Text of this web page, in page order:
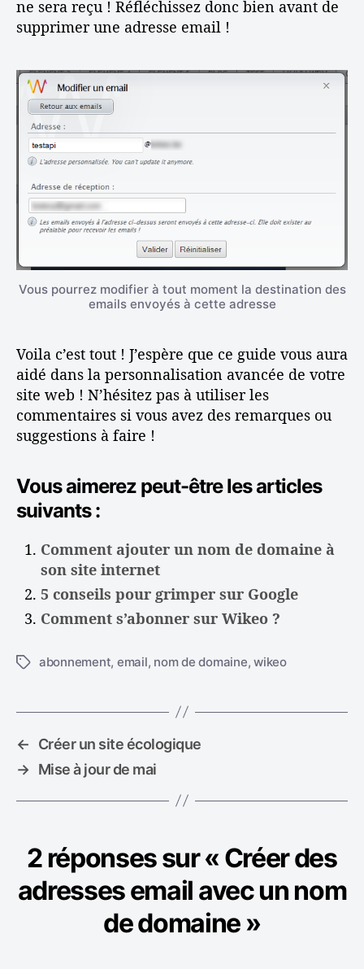
ne sera reçu ! Réfléchissez donc bien avant de
supprimer une adresse email !
Vous pourrez modifier à tout moment la destination des
emails envoyés à cette adresse
Voila c’est tout ! J’espère que ce guide vous aura
aidé dans la personnalisation avancée de votre
site web ! N’hésitez pas à utiliser les
commentaires si vous avez des remarques ou
suggestions à faire !
Vous aimerez peut-être les articles
suivants :
Comment ajouter un nom de domaine à
son site internet
5 conseils pour grimper sur Google
Comment s’abonner sur Wikeo ?
É
q
e
t
e
abonnement, email, nom de domaine,wikeo
←
Créer un site écologique
→ Mise à jour de mai
2 réponses sur « Créer des
adresses email avec un nom
de domaine »